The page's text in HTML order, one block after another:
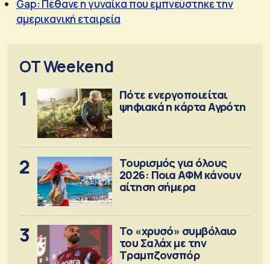
Gap: Πέθανε η γυναίκα που εμπνεύστηκε την
αμερικανική εταιρεία
OT Weekend
1
Πότε ενεργοποιείται
ψηφιακά η κάρτα Αγρότη
2
Τουρισμός για όλους
2026: Ποια ΑΦΜ κάνουν
αίτηση σήμερα
3
Το «χρυσό» συμβόλαιο
του Σαλάχ με την
Τραμπζονσπόρ